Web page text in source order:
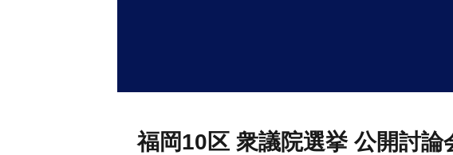
福岡10区 衆議院選挙 公開討論